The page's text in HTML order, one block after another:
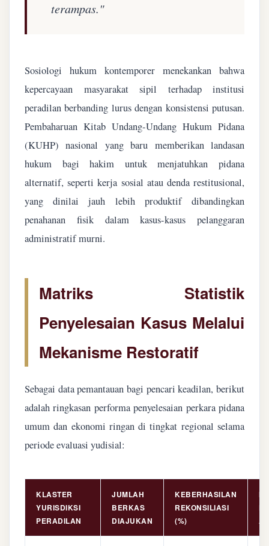
terampas."
Sosiologi hukum kontemporer menekankan bahwa
kepercayaan masyarakat sipil terhadap institusi
peradilan berbanding lurus dengan konsistensi putusan.
Pembaharuan Kitab Undang-Undang Hukum Pidana
(KUHP) nasional yang baru memberikan landasan
hukum bagi hakim untuk menjatuhkan pidana
alternatif, seperti kerja sosial atau denda restitusional,
yang dinilai jauh lebih produktif dibandingkan
penahanan fisik dalam kasus-kasus pelanggaran
administratif murni.
Matriks Statistik
Penyelesaian Kasus Melalui
Mekanisme Restoratif
Sebagai data pemantauan bagi pencari keadilan, berikut
adalah ringkasan performa penyelesaian perkara pidana
umum dan ekonomi ringan di tingkat regional selama
periode evaluasi yudisial:
KLASTER
YURISDIKSI
PERADILAN
JUMLAH
BERKAS
DIAJUKAN
KEBERHASILAN
REKONSILIASI
(%)